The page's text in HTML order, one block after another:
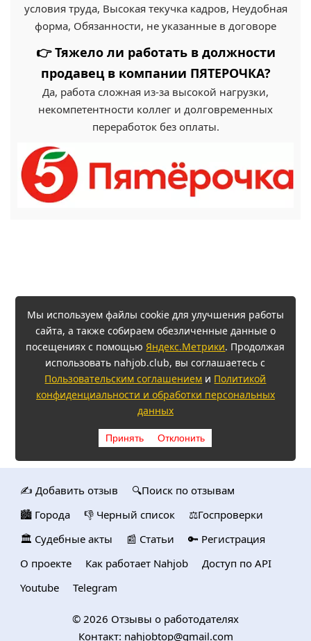
условия труда, Высокая текучка кадров, Неудобная
форма, Обязанности, не указанные в договоре
👉 Тяжело ли работать в должности
продавец в компании ПЯТЕРОЧКА?
Да, работа сложная из-за высокой нагрузки,
некомпетентности коллег и долговременных
переработок без оплаты.
Мы используем файлы cookie для улучшения работы
сайта, а также собираем обезличенные данные о
посещениях с помощьюЯндекс.Метрики. Продолжая
использовать nahjob.club, вы соглашаетесь с
Пользовательским соглашением и Политикой
конфиденциальности и обработки персональных
данных
Принять Отклонить
✍️ Добавить отзыв
🔍Поиск по отзывам
🏙️ Городa
👎 Черный список
⚖️Госпроверки
🏛️ Судебные акты
📰 Статьи
🔑 Регистрация
О проекте
Как работает Nahjob
Доступ по API
Youtube
Telegram
© 2026 Отзывы о работодателях
Контакт: nahjobtop@gmail.com